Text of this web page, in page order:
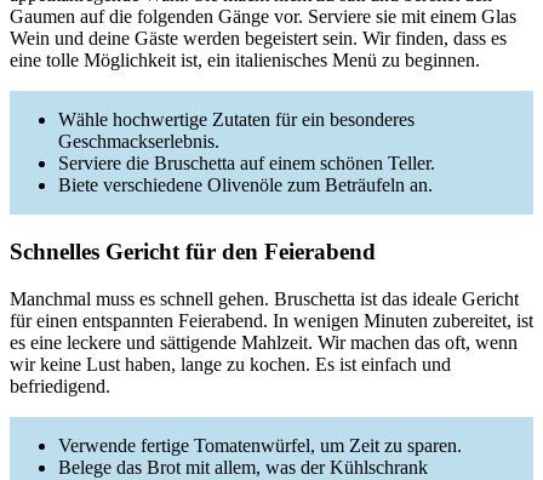
Gaumen auf die folgenden Gänge vor. Serviere sie mit einem Glas
Wein und deine Gäste werden begeistert sein. Wir finden, dass es
eine tolle Möglichkeit ist, ein italienisches Menü zu beginnen.
Wähle hochwertige Zutaten für ein besonderes
Geschmackserlebnis.
Serviere die Bruschetta auf einem schönen Teller.
Biete verschiedene Olivenöle zum Beträufeln an.
Schnelles Gericht für den Feierabend
Manchmal muss es schnell gehen. Bruschetta ist das ideale Gericht
für einen entspannten Feierabend. In wenigen Minuten zubereitet, ist
es eine leckere und sättigende Mahlzeit. Wir machen das oft, wenn
wir keine Lust haben, lange zu kochen. Es ist einfach und
befriedigend.
Verwende fertige Tomatenwürfel, um Zeit zu sparen.
Belege das Brot mit allem, was der Kühlschrank